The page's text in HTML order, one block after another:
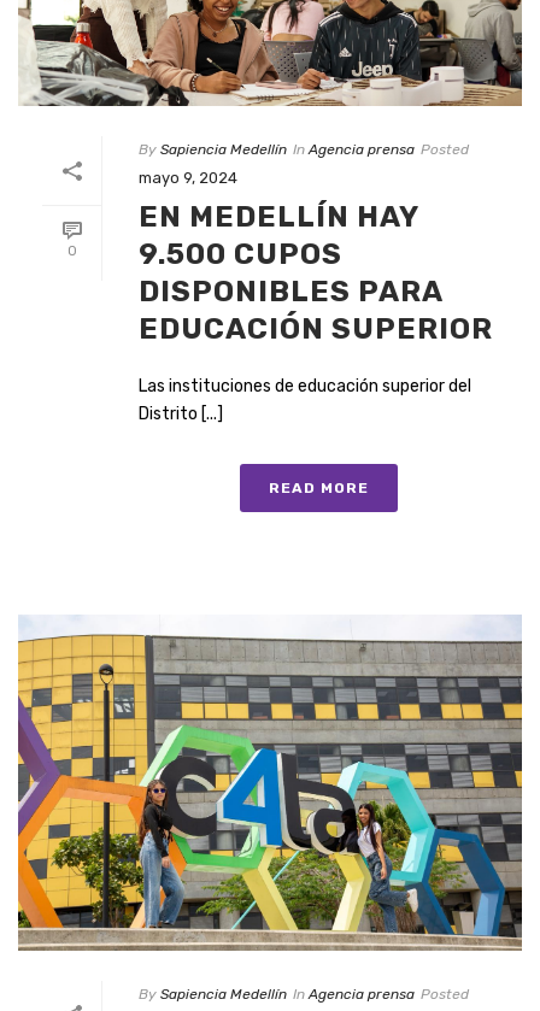
0
By Sapiencia Medellín In Agencia prensa Posted
mayo 9, 2024
EN MEDELLÍN HAY
9.500 CUPOS
DISPONIBLES PARA
EDUCACIÓN SUPERIOR
Las instituciones de educación superior del
Distrito [...]
READ MORE
By Sapiencia Medellín In Agencia prensa Posted